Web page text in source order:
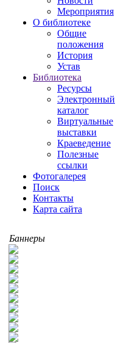
Мероприятия
О библиотеке
Общие
положения
История
Устав
Библиотека
Ресурсы
Электронный
каталог
Виртуальные
выставки
Краеведение
Полезные
ссылки
Фотогалерея
Поиск
Контакты
Карта сайта
Баннеры